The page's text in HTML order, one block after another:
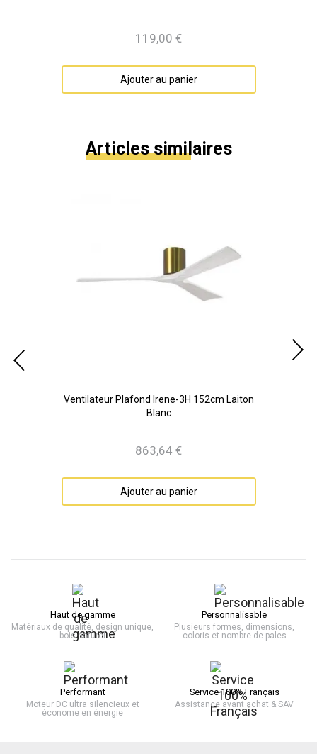
Prix
119,00 €
Ajouter au panier
Articles similaires
Ventilateur Plafond Irene-3H 152cm Laiton
Blanc
Prix
863,64 €
Ajouter au panier
Haut de gamme
Matériaux de qualité, design unique,
bois naturel
Personnalisable
Plusieurs formes, dimensions,
coloris et nombre de pales
Performant
Moteur DC ultra silencieux et
économe en énergie
Service 100% Français
Assistance avant achat & SAV